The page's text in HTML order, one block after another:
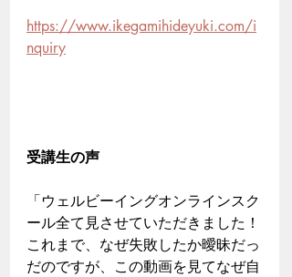
https://www.ikegamihideyuki.com/i
nquiry
受講生の声
「ウェルビーイングオンラインスク
ール全て見させていただきました！
これまで、なぜ失敗したか曖昧だっ
だのですが、この動画を見てなぜ自